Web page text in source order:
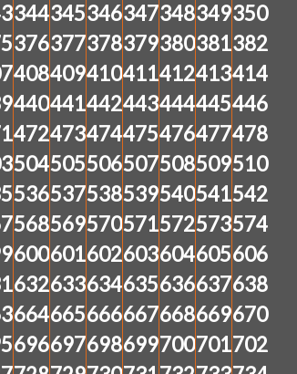
344345346347348349350
376377378379380381382
408409410411412413414
440441442443444445446
472473474475476477478
504505506507508509510
536537538539540541542
568569570571572573574
600601602603604605606
632633634635636637638
664665666667668669670
696697698699700701702